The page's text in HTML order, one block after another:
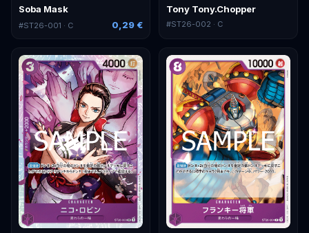
Soba Mask
#ST26-001 · C 0,29 €
Tony Tony.Chopper
#ST26-002 · C